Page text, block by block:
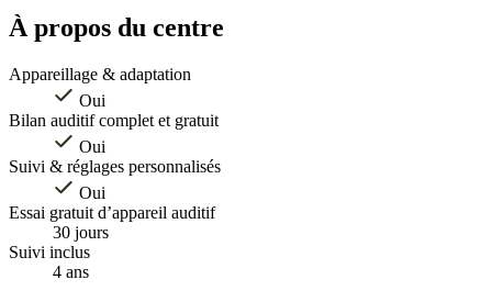
À propos du centre
Appareillage & adaptation
Oui
Bilan auditif complet et gratuit
Oui
Suivi & réglages personnalisés
Oui
Essai gratuit d’appareil auditif
30 jours
Suivi inclus
4 ans